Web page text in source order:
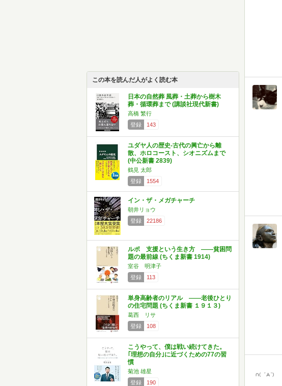
この本を読んだ人がよく読む本
日本の自然葬 風葬・土葬から樹木
葬・循環葬まで (講談社現代新書)
高橋 繁行
登録
143
ユダヤ人の歴史-古代の興亡から離
散、ホロコースト、シオニズムまで
(中公新書 2839)
鶴見 太郎
登録
1554
イン・ザ・メガチャーチ
朝井リョウ
登録
22186
ルポ 支援という生き方 ――貧困問
題の最前線 (ちくま新書 1914)
室谷 明津子
登録
113
単身高齢者のリアル ――老後ひとり
の住宅問題 (ちくま新書 １９１３)
葛西 リサ
登録
108
こうやって、僕は戦い続けてきた。
｢理想の自分｣に近づくための77の習
慣
菊池 雄星
登録
190